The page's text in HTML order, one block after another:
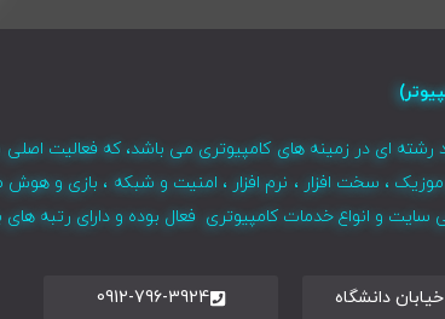
رشته ای در زمینه های کامپیوتری می باشد، که فعالیت
، سخت افزار ، نرم افزار ، امنیت و شبکه ، بازی و
و انواع خدمات کامپیوتری فعال بوده و دارای رتبه های
دانشگاه 0912-796-3924